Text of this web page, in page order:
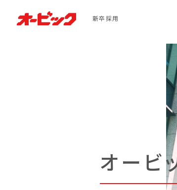
新卒採用
オービ
オービ